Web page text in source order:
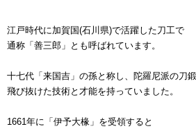
江戸時代に加賀国(石川県)で活躍した刀工で
通称「善三郎」とも呼ばれています。
十七代「来国吉」の孫と称し、陀羅尼派の刀
飛び抜けた技術と才能を持っていました。
1661年に「伊予大椽」を受領すると